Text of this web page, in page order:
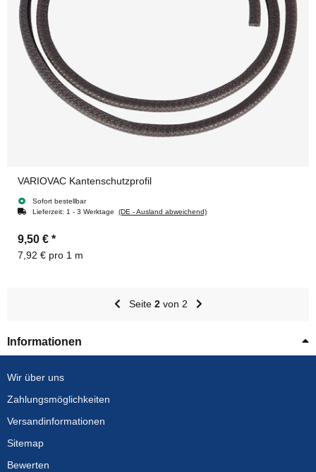
VARIOVAC Kantenschutzprofil
Sofort bestellbar
Lieferzeit: 1 - 3 Werktage (DE - Ausland abweichend)
9,50 € *
7,92 € pro 1 m
Seite 2von 2
Informationen
Wir über uns
Zahlungsmöglichkeiten
Versandinformationen
Sitemap
Bewerten